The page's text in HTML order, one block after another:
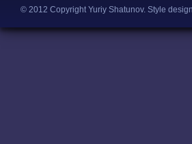
© 2012 Copyright Yuriy Shatunov. Style